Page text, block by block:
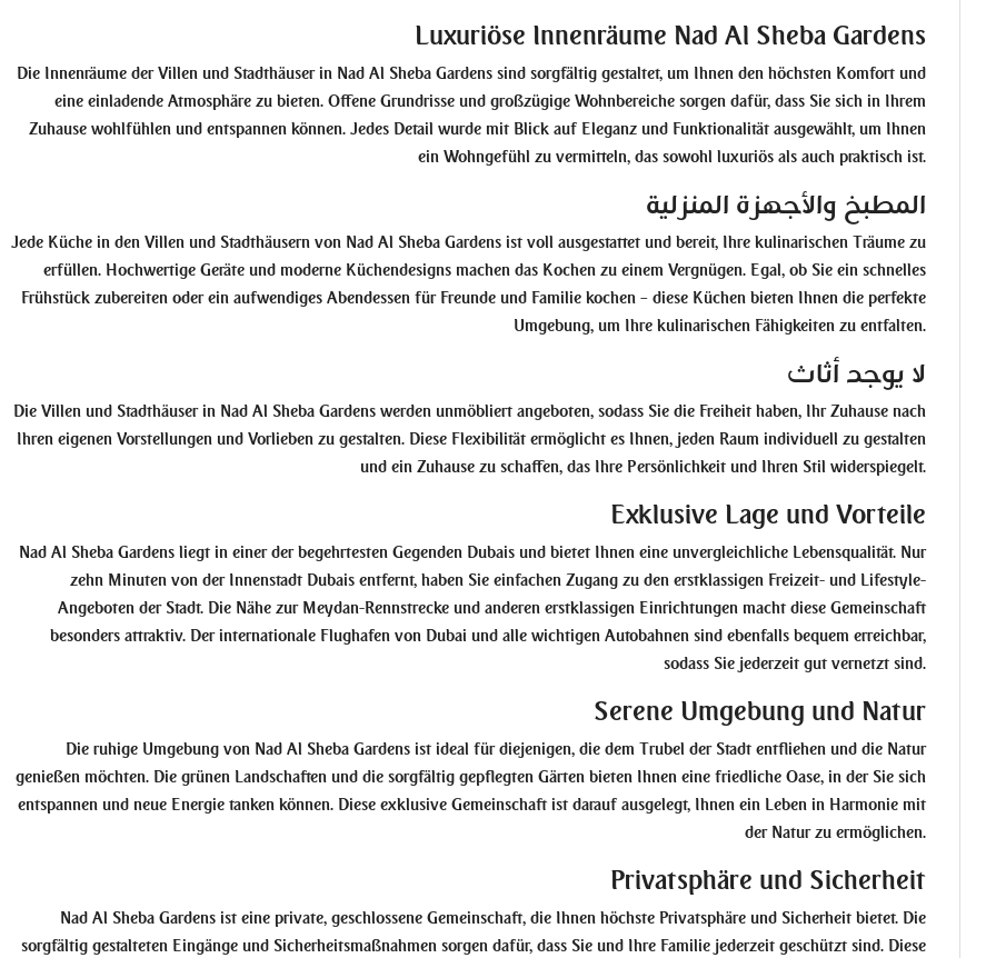
Luxuriöse Innenräume Nad Al Sheba Gardens
Die Innenräume der Villen und Stadthäuser in Nad Al Sheba Gardens sind sorgfältig gestaltet, um Ihnen den höchsten Komfort und
eine einladende Atmosphäre zu bieten. Offene Grundrisse und großzügige Wohnbereiche sorgen dafür, dass Sie sich in Ihrem
Zuhause wohlfühlen und entspannen können. Jedes Detail wurde mit Blick auf Eleganz und Funktionalität ausgewählt, um Ihnen
ein Wohngefühl zu vermitteln, das sowohl luxuriös als auch praktisch ist.
المطبخ والأجهزة المنزلية
Jede Küche in den Villen und Stadthäusern von Nad Al Sheba Gardens ist voll ausgestattet und bereit, Ihre kulinarischen Träume zu
erfüllen. Hochwertige Geräte und moderne Küchendesigns machen das Kochen zu einem Vergnügen. Egal, ob Sie ein schnelles
Frühstück zubereiten oder ein aufwendiges Abendessen für Freunde und Familie kochen – diese Küchen bieten Ihnen die perfekte
Umgebung, um Ihre kulinarischen Fähigkeiten zu entfalten.
لا يوجد أثاث
Die Villen und Stadthäuser in Nad Al Sheba Gardens werden unmöbliert angeboten, sodass Sie die Freiheit haben, Ihr Zuhause nach
Ihren eigenen Vorstellungen und Vorlieben zu gestalten. Diese Flexibilität ermöglicht es Ihnen, jeden Raum individuell zu gestalten
und ein Zuhause zu schaffen, das Ihre Persönlichkeit und Ihren Stil widerspiegelt.
Exklusive Lage und Vorteile
Nad Al Sheba Gardens liegt in einer der begehrtesten Gegenden Dubais und bietet Ihnen eine unvergleichliche Lebensqualität. Nur
zehn Minuten von der Innenstadt Dubais entfernt, haben Sie einfachen Zugang zu den erstklassigen Freizeit- und Lifestyle-
Angeboten der Stadt. Die Nähe zur Meydan-Rennstrecke und anderen erstklassigen Einrichtungen macht diese Gemeinschaft
besonders attraktiv. Der internationale Flughafen von Dubai und alle wichtigen Autobahnen sind ebenfalls bequem erreichbar,
sodass Sie jederzeit gut vernetzt sind.
Serene Umgebung und Natur
Die ruhige Umgebung von Nad Al Sheba Gardens ist ideal für diejenigen, die dem Trubel der Stadt entfliehen und die Natur
genießen möchten. Die grünen Landschaften und die sorgfältig gepflegten Gärten bieten Ihnen eine friedliche Oase, in der Sie sich
entspannen und neue Energie tanken können. Diese exklusive Gemeinschaft ist darauf ausgelegt, Ihnen ein Leben in Harmonie mit
der Natur zu ermöglichen.
Privatsphäre und Sicherheit
Nad Al Sheba Gardens ist eine private, geschlossene Gemeinschaft, die Ihnen höchste Privatsphäre und Sicherheit bietet. Die
sorgfältig gestalteten Eingänge und Sicherheitsmaßnahmen sorgen dafür, dass Sie und Ihre Familie jederzeit geschützt sind. Diese